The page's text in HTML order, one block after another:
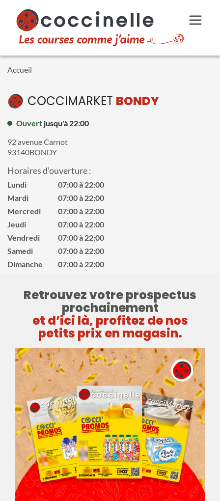
Accueil
COCCIMARKET BONDY
Ouvert jusqu'à 22:00
92 avenue Carnot
93140BONDY
Horaires d’ouverture :
Lundi
07:00 à 22:00
Mardi
07:00 à 22:00
Mercredi
07:00 à 22:00
Jeudi
07:00 à 22:00
Vendredi
07:00 à 22:00
Samedi
07:00 à 22:00
Dimanche
07:00 à 22:00
Retrouvez votre prospectus
prochainement
et d’ici là, profitez de nos
petits prix en magasin.